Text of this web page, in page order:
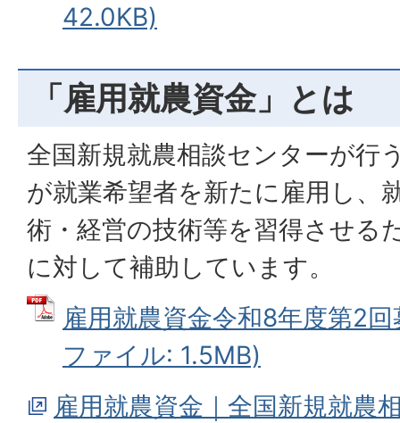
42.0KB)
「雇用就農資金」とは
全国新規就農相談センターが行
が就業希望者を新たに雇用し、
術・経営の技術等を習得させる
に対して補助しています。
雇用就農資金令和8年度第2
ファイル: 1.5MB)
雇用就農資金｜全国新規就農